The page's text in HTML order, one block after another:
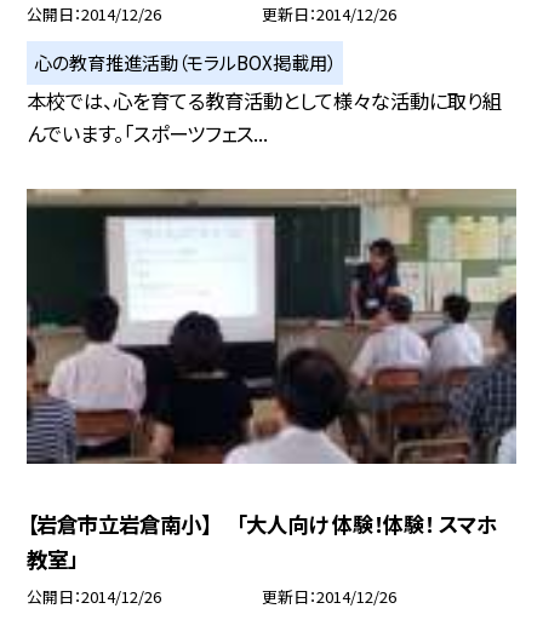
公開日 2014/12/26 更新日 2014/12/26
心の教育推進活動（モラルBOX掲載用）
本校では、心を育てる教育活動として様々な活動に取り組
んでいます。「スポーツフェス...
【岩倉市立岩倉南小】 「大人向け 体験！体験！ スマホ
教室」
公開日 2014/12/26 更新日 2014/12/26